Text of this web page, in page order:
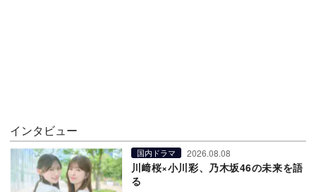
インタビュー
国内ドラマ 2026.08.08
川﨑桜×小川彩、乃木坂46の未来を語
る